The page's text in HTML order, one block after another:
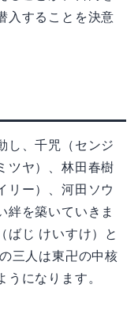
入することを決意
し、千咒（センジ
ツヤ）、林田春樹
リー）、河田ソウ
絆を築いていきま
ばじ けいすけ）と
三人は東卍の中核
うになります。